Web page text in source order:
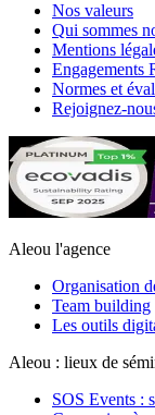
Nos valeurs
Qui sommes
Mentions
Engagements
Normes et
Rejoignez-
Aleou l'agence
Organisation
Team building
Les outils
Aleou : lieux de
SOS Events :